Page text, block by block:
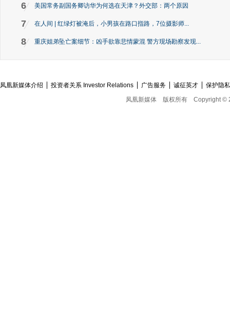
6 美国常务副国务卿访华为何选在天津？外交部：两个原因
7 在人间 | 红绿灯被淹后，小男孩在路口指路，7位摄影师...
8 重庆姐弟坠亡案细节：凶手欲靠悲情蒙混 警方现场勘察发现...
凤凰新媒体介绍 投资者关系 Investor Relations 广告服务 诚征英才
保护隐
凤凰新媒体
版权所有 Copyright ©